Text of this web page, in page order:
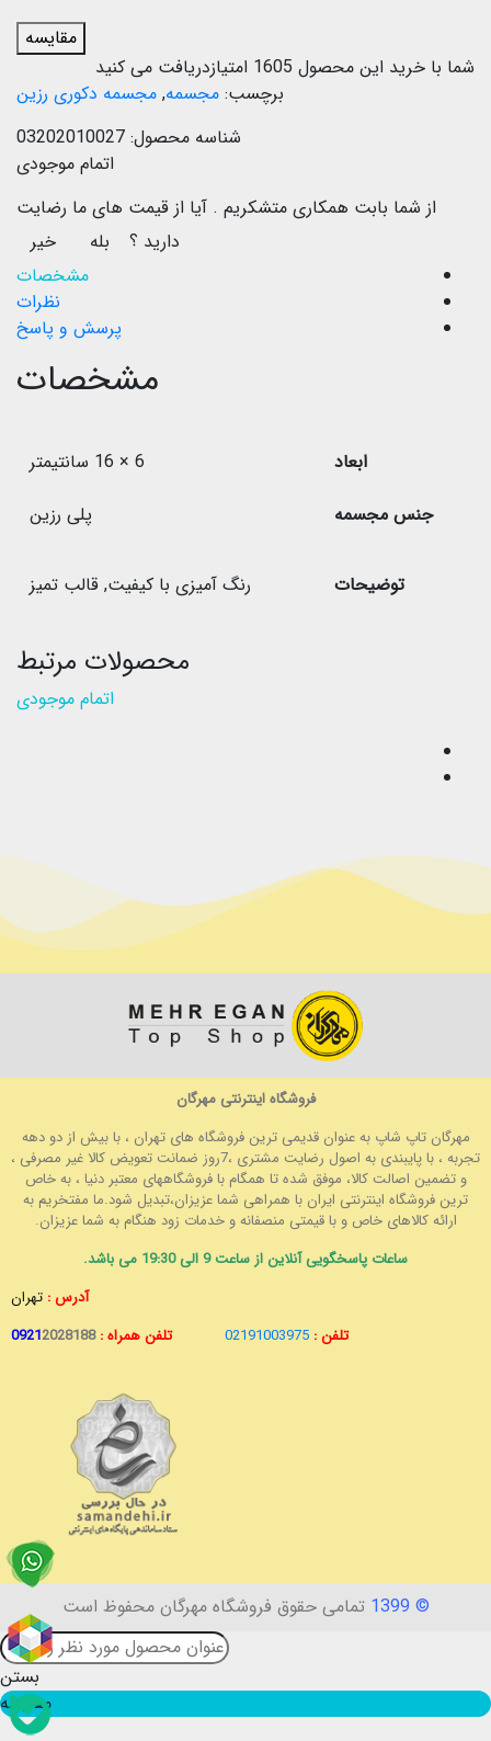
مقایسه
شما با خرید این محصول 1605 امتیازدریافت می کنید
برچسب: مجسمه, مجسمه دکوری رزین
شناسه محصول: 03202010027
اتمام موجودی
از شما بابت همکاری متشکریم . آیا از قیمت های ما رضایت
دارید ؟
بله
خیر
مشخصات
نظرات
پرسش و پاسخ
مشخصات
ابعاد
6 × 16 سانتیمتر
جنس مجسمه
پلی رزین
توضیحات رنگ آمیزی با کیفیت, قالب تمیز
محصولات مرتبط
اتمام موجودی
فروشگاه اینترنتی مهرگان
مهرگان تاپ شاپ به عنوان قدیمی ترین فروشگاه های تهران ، با بیش از دو دهه
تجربه ، با پایبندی به اصول رضایت مشتری ،7روز ضمانت تعویض کالا غیر مصرفی ،
و تضمین اصالت کالا، موفق شده تا همگام با فروشگاههای معتبر دنیا ، به خاص
ترین فروشگاه اینترنتی ایران با همراهی شما عزیزان،تبدیل شود.ما مفتخریم به
ارائه کالاهای خاص و با قیمتی منصفانه و خدمات زود هنگام به شما عزیزان.
ساعات پاسخگویی آنلاین از ساعت 9 الی 19:30 می باشد.
آدرس : تهران
تلفن : 02191003975 تلفن همراه : 09212028188
© 1399 تمامی حقوق فروشگاه مهرگان محفوظ است
بستن
مقایسه